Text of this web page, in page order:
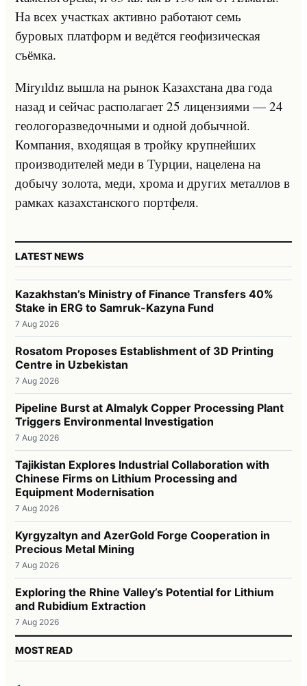
На всех участках активно работают семь
буровых платформ и ведётся геофизическая
съёмка.
Miryıldız вышла на рынок Казахстана два года
назад и сейчас располагает 25 лицензиями — 24
геологоразведочными и одной добычной.
Компания, входящая в тройку крупнейших
производителей меди в Турции, нацелена на
добычу золота, меди, хрома и других металлов в
рамках казахстанского портфеля.
LATEST NEWS
Kazakhstan’s Ministry of Finance Transfers 40%
Stake in ERG to Samruk-Kazyna Fund
7 Aug 2026
Rosatom Proposes Establishment of 3D Printing
Centre in Uzbekistan
7 Aug 2026
Pipeline Burst at Almalyk Copper Processing Plant
Triggers Environmental Investigation
7 Aug 2026
Tajikistan Explores Industrial Collaboration with
Chinese Firms on Lithium Processing and
Equipment Modernisation
7 Aug 2026
Kyrgyzaltyn and AzerGold Forge Cooperation in
Precious Metal Mining
7 Aug 2026
Exploring the Rhine Valley’s Potential for Lithium
and Rubidium Extraction
7 Aug 2026
MOST READ